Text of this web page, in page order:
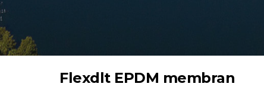
Flexdlt EPDM membran